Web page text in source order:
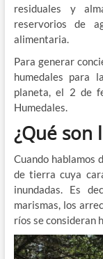
residuales y
reservorios de
alimentaria.
Para generar
humedales para
planeta, el 2 de
Humedales.
¿Qué son
Cuando hablamos
de tierra cuya
inundadas. Es
marismas, los
ríos se consideran